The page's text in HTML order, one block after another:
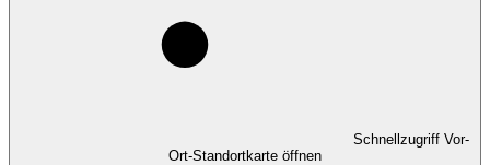
Schnellzugriff Vor-
Ort-Standortkarte öffnen